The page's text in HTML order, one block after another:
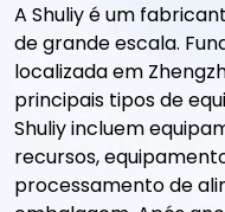
A Shuliy é um
de grande escala.
localizada em
principais tipos de
Shuliy incluem
recursos,
processamento de